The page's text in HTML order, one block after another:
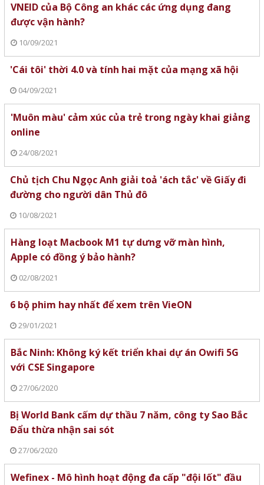
VNEID của Bộ Công an khác các ứng dụng đang
được vận hành?
10/09/2021
'Cái tôi' thời 4.0 và tính hai mặt của mạng xã hội
04/09/2021
'Muôn màu' cảm xúc của trẻ trong ngày khai giảng
online
24/08/2021
Chủ tịch Chu Ngọc Anh giải toả 'ách tắc' về Giấy đi
đường cho người dân Thủ đô
10/08/2021
Hàng loạt Macbook M1 tự dưng vỡ màn hình,
Apple có đồng ý bảo hành?
02/08/2021
6 bộ phim hay nhất để xem trên VieON
29/01/2021
Bắc Ninh: Không ký kết triển khai dự án Owifi 5G
với CSE Singapore
27/06/2020
Bị World Bank cấm dự thầu 7 năm, công ty Sao Bắc
Đẩu thừa nhận sai sót
27/06/2020
Wefinex - Mô hình hoạt động đa cấp "đội lốt" đầu